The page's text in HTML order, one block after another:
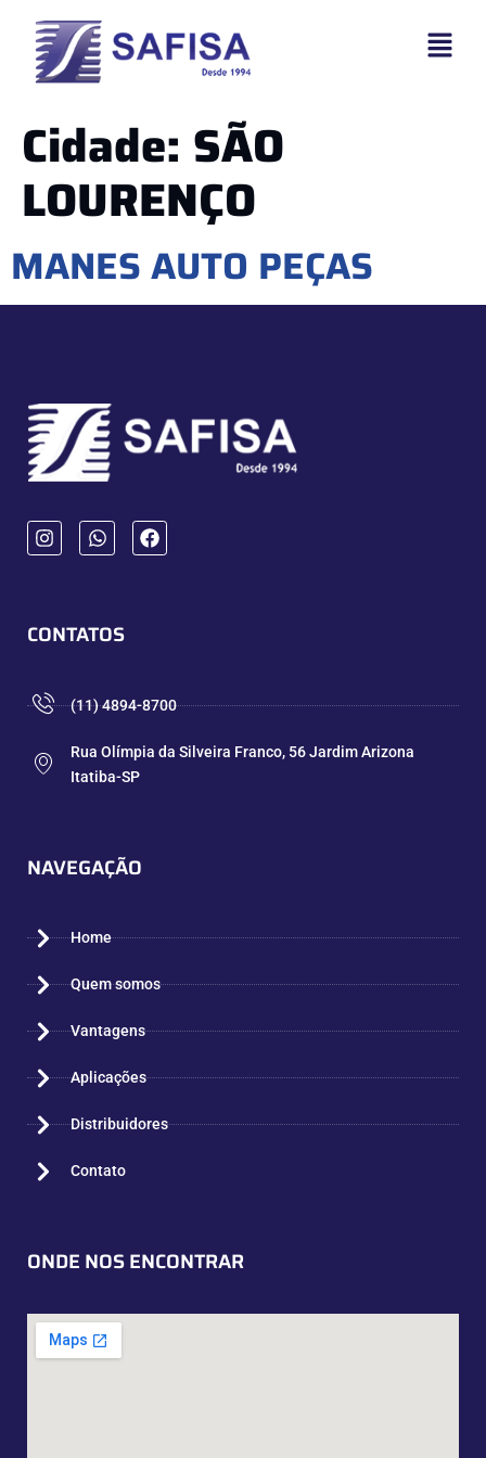
Cidade: SÃO
LOURENÇO
MANES AUTO PEÇAS
CONTATOS
(11) 4894-8700
Rua Olímpia da Silveira Franco, 56 Jardim Arizona
Itatiba-SP
NAVEGAÇÃO
Home
Quem somos
Vantagens
Aplicações
Distribuidores
Contato
ONDE NOS ENCONTRAR